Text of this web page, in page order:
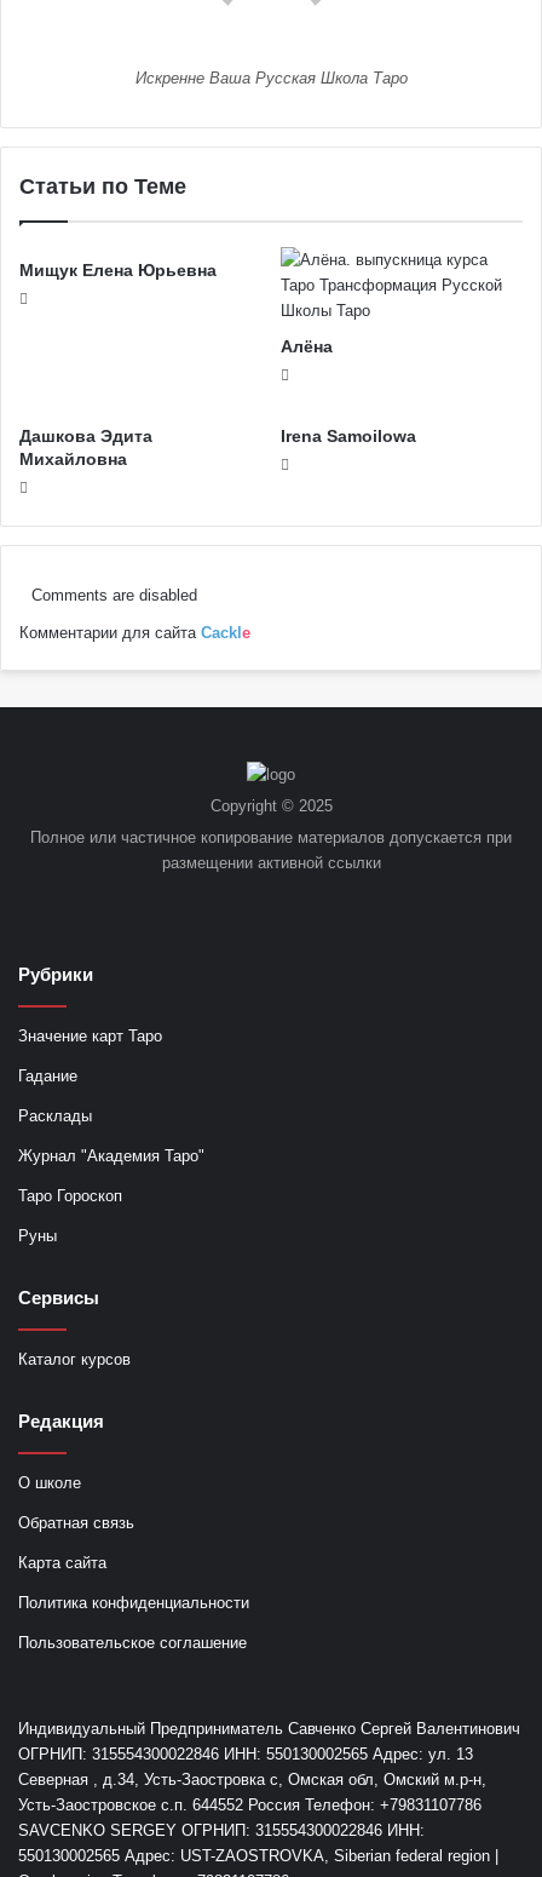
Искренне Ваша Русская Школа Таро
Статьи по Теме
Мищук Елена Юрьевна
Алёна
Дашкова Эдита
Михайловна
Irena Samoilowa
Comments are disabled
Комментарии для сайта Cackl e
Copyright © 2025
Полное или частичное копирование материалов допускается при
размещении активной ссылки
Рубрики
Значение карт Таро
Гадание
Расклады
Журнал "Академия Таро"
Таро Гороскоп
Руны
Сервисы
Каталог курсов
Редакция
О школе
Обратная связь
Карта сайта
Политика конфиденциальности
Пользовательское соглашение
Индивидуальный Предприниматель Савченко Сергей Валентинович
ОГРНИП: 315554300022846 ИНН: 550130002565 Адрес: ул. 13
Северная , д.34, Усть-Заостровка с, Омская обл, Омский м.р-н,
Усть-Заостровское с.п. 644552 Россия Телефон: +79831107786
SAVCENKO SERGEY ОГРНИП: 315554300022846 ИНН:
550130002565 Адрес: UST-ZAOSTROVKA, Siberian federal region |